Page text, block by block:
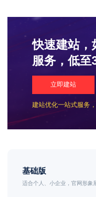
快速建站，
服务，低至
立即建站
建站优化一站式服务
基础版
适合个人、小企业，官网形象